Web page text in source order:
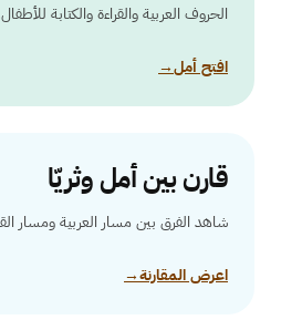
الحروف العربية والقراءة والكتابة
افتح أمل→
قارن بين أمل وثريّا
شاهد الفرق بين مسار العربية ومسار
اعرض المقارنة→